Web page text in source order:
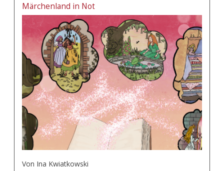
Märchenland in Not
Von Ina Kwiatkowski